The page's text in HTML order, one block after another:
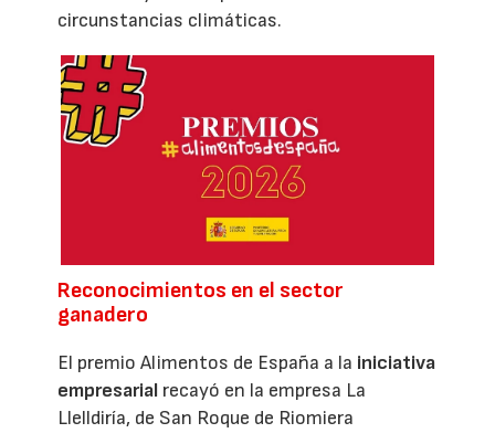
circunstancias climáticas.
Reconocimientos en el sector
ganadero
El premio Alimentos de España a la iniciativa
empresarial recayó en la empresa La
Llelldiría, de San Roque de Riomiera